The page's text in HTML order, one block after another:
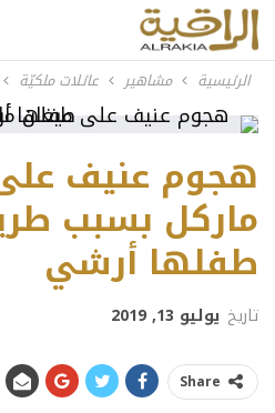
الرئيسية مشاهير عائلات ملكيّة
هجوم عنيف
ماركل بسبب
طفلها أرشي
تاريخ يوليو 13, 2019
Share